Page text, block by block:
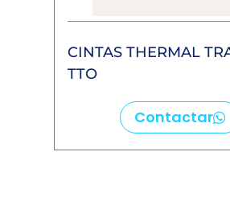
CINTAS THERMAL
TTO